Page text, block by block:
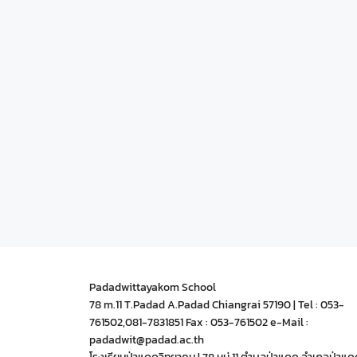
Padadwittayakom School
78 m.11 T.Padad A.Padad Chiangrai 57190 | Tel : 053-
761502,081-7831851 Fax : 053-761502 e-Mail :
padadwit@padad.ac.th